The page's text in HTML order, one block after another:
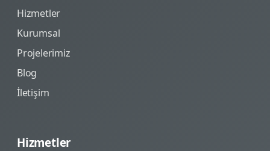
Hizmetler
Kurumsal
Projelerimiz
Blog
İletişim
Hizmetler